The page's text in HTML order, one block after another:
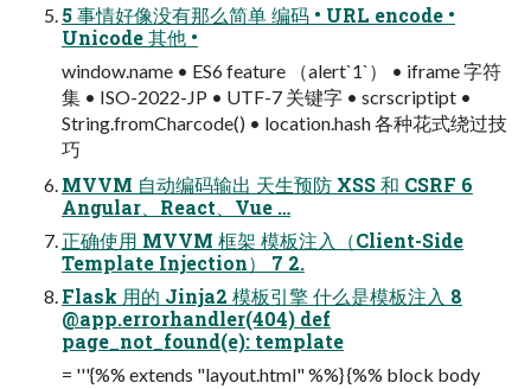
5 事情好像没有那么简单 编码 • URL encode •
Unicode 其他 •
window.name • ES6 feature （alert`1`） • iframe 字符
集 • ISO-2022-JP • UTF-7 关键字 • scrscriptipt •
String.fromCharcode() • location.hash 各种花式绕过技
巧
MVVM 自动编码输出 天生预防 XSS 和 CSRF 6
Angular、React、Vue …
正确使用 MVVM 框架 模板注入（Client-Side
Template Injection） 7 2.
Flask 用的 Jinja2 模板引擎 什么是模板注入 8
@app.errorhandler(404) def
page_not_found(e): template
= '''{%% extends "layout.html" %%} {%% block body